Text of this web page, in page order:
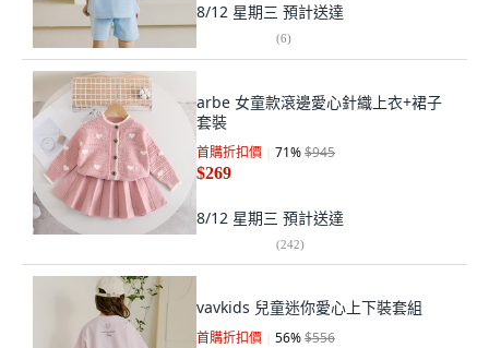
8/12 星期三 預計送達
(6)
arbe 女童款滾邊愛心針織上衣+裙子
套裝
首購折扣價 71%$945
$269
8/12 星期三 預計送達
(242)
vavkids 兒童迷你愛心上下裝套組
首購折扣價 56%$556